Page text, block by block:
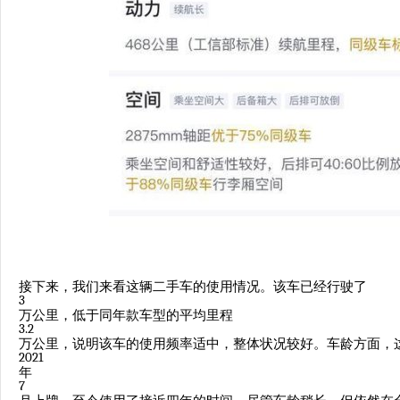
接下来，我们来看这辆二手车的使用情况。该车已经行驶了
3
万公里，低于同年款车型的平均里程
3.2
万公里，说明该车的使用频率适中，整体状况较好。车龄方面，
2021
年
7